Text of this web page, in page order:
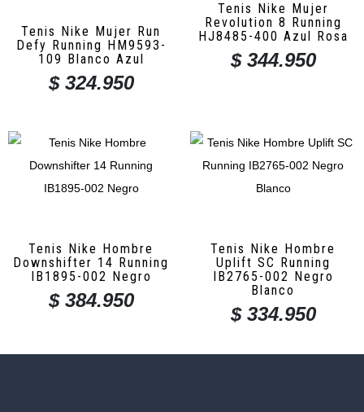
Tenis Nike Mujer Run
Defy Running HM9593-
109 Blanco Azul
$324.950
Tenis Nike Mujer
Revolution 8 Running
HJ8485-400 Azul Rosa
$344.950
Tenis Nike Hombre
Downshifter 14 Running
IB1895-002 Negro
$384.950
Tenis Nike Hombre
Uplift SC Running
IB2765-002 Negro
Blanco
$334.950